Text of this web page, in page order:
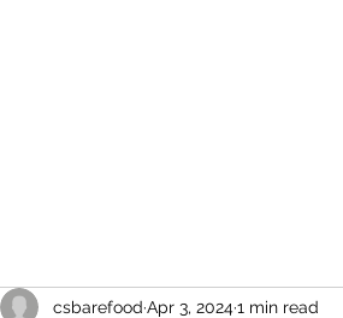
csbarefood Apr 3, 20241 min read